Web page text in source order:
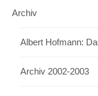
Archiv
Albert Hofmann:
Archiv 2002-2003